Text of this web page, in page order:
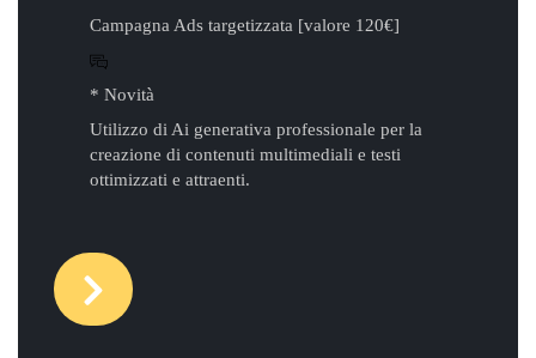
Campagna Ads targetizzata [valore 120€]
* Novità
Utilizzo di Ai generativa professionale per la
creazione di contenuti multimediali e testi
ottimizzati e attraenti.